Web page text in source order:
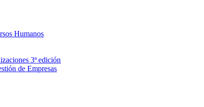
Humanos
3ª edición
de Empresas